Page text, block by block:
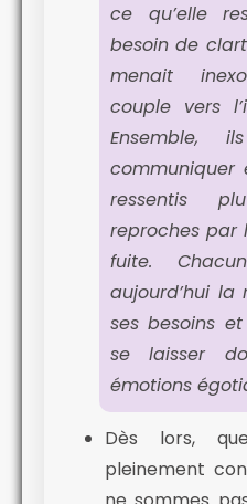
ce qu’elle
besoin de
menait
couple vers
Ensemble,
communiquer
ressentis
reproches par
fuite.
aujourd’hui la
ses besoins
se laisser
émotions
Dès lors,
pleinement